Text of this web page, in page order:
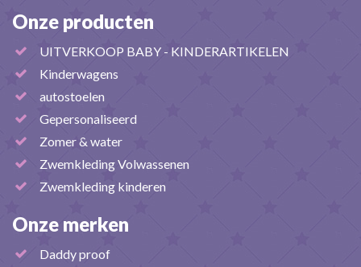
Onze producten
UITVERKOOP BABY - KINDERARTIKELEN
Kinderwagens
autostoelen
Gepersonaliseerd
Zomer & water
Zwemkleding Volwassenen
Zwemkleding kinderen
Onze merken
Daddy proof